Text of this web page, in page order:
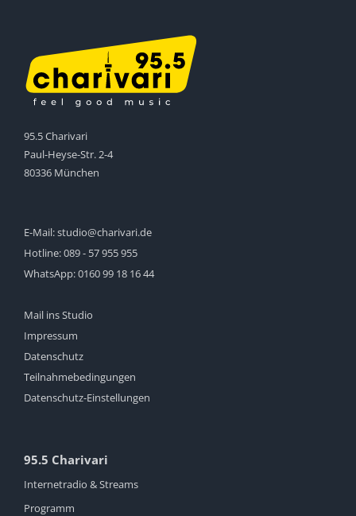
95.5 Charivari
Paul-Heyse-Str. 2-4
80336 München
E-Mail:studio@charivari.de
Hotline:089 - 57 955 955
WhatsApp:0160 99 18 16 44
Mail ins Studio
Impressum
Datenschutz
Teilnahmebedingungen
Datenschutz-Einstellungen
95.5 Charivari
Internetradio & Streams
Programm